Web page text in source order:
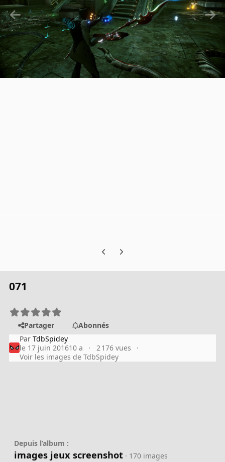
Previous carousel slide
Next carousel slide
071
Partager
Abonnés
ParTdbSpidey
le 17 juin 201610 a
2 176 vues
Voir les images de TdbSpidey
Depuis l’album :
images jeux screenshot · 170 images